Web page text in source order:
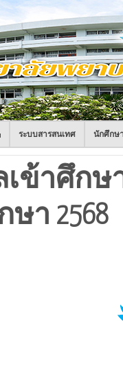
ระบบสารสนเทศ นักศึกษ
ข้าศึก
า 2568